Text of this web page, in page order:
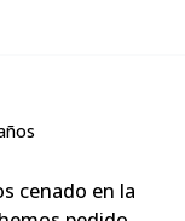
cenado en la